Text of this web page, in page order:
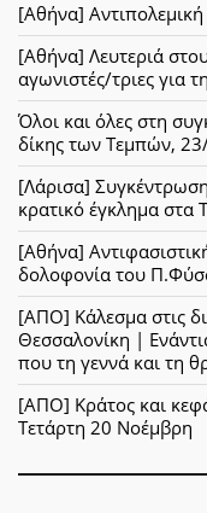
[Αθήνα]
[Αθήνα] Λευτεριά
αγωνιστές/τριες
Όλοι και όλες στη
δίκης των Τεμπών,
[Λάρισα]
κρατικό έγκλημα στα
[Αθήνα]
δολοφονία του
[ΑΠΟ] Κάλεσμα στις
Θεσσαλονίκη |
που τη γεννά και τη
[ΑΠΟ] Κράτος και
Τετάρτη 20 Νοέμβρη